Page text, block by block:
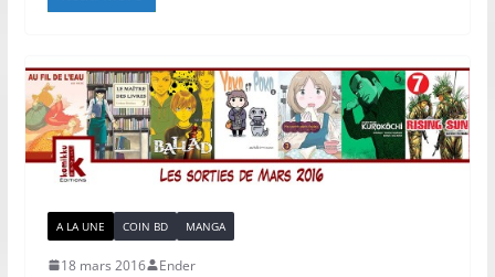
A LA UNE COIN BD MANGA
18 mars 2016 Ender